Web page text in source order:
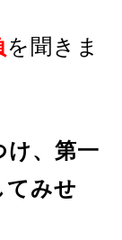
を聞きま
け、第一
てみせ